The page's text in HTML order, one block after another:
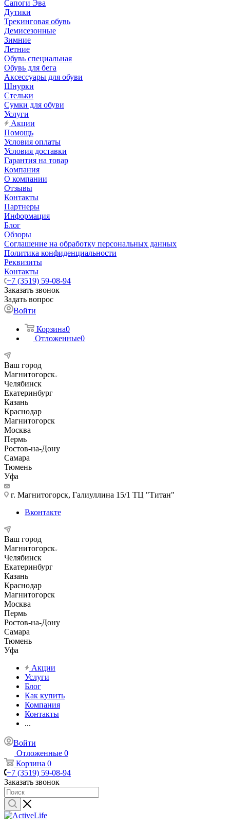
Сапоги Эва
Дутики
Трекинговая обувь
Демисезонные
Зимние
Летние
Обувь специальная
Обувь для бега
Аксессуары для обуви
Шнурки
Стельки
Сумки для обуви
Услуги
Акции
Помощь
Условия оплаты
Условия доставки
Гарантия на товар
Компания
О компании
Отзывы
Контакты
Партнеры
Информация
Блог
Обзоры
Соглашение на обработку персональных данных
Политика конфиденциальности
Реквизиты
Контакты
+7 (3519) 59-08-94
Заказать звонок
Задать вопрос
Войти
Корзина0
Отложенные0
Ваш город
Магнитогорск
Челябинск
Екатеринбург
Казань
Краснодар
Магнитогорск
Москва
Пермь
Ростов-на-Дону
Самара
Тюмень
Уфа
г. Магнитогорск, Галиуллина 15/1 ТЦ "Титан"
Вконтакте
Ваш город
Магнитогорск
Челябинск
Екатеринбург
Казань
Краснодар
Магнитогорск
Москва
Пермь
Ростов-на-Дону
Самара
Тюмень
Уфа
Акции
Услуги
Блог
Как купить
Компания
Контакты
...
Войти
Отложенные 0
Корзина 0
+7 (3519) 59-08-94
Заказать звонок